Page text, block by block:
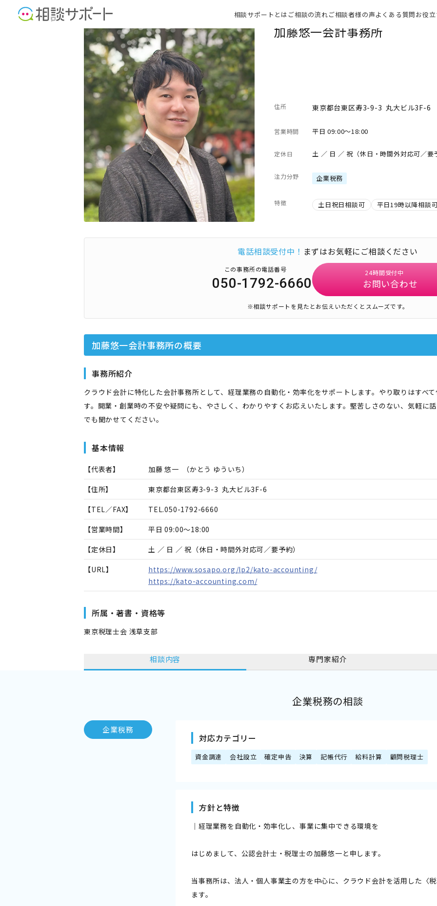
相談サポートとは ご相談の流れご相談者様の声よくある質問お役
公認会計士
加藤悠一会計事務所
住所 東京都台東区寿3-9-3 丸大ビル3F-6
営業時間 平日 09:00～18:00
定休日 土 ／ 日 ／ 祝（休日・時間外対応可／要
注力分野 企業税務
特徴 土日祝日相談可 平日19時以降相談
電話相談受付中！ まずはお気軽にご相談ください
この事務所の電話番号
050-1792-6660
24時間受付中
お問い合わせ
※相談サポートを見たとお伝えいただくとスムーズです。
加藤悠一会計事務所の概要
事務所紹介
クラウド会計に特化した会計事務所として、経理業務の自動化・効率化をサポートします。やり取りはすべ
す。開業・創業時の不安や疑問にも、やさしく、わかりやすくお応えいたします。堅苦しさのない、気軽に
でも聞かせてください。
基本情報
【代表者】 加藤 悠一 （かとう ゆういち）
【住所】 東京都台東区寿3-9-3 丸大ビル3F-6
【TEL／FAX】 TEL.050-1792-6660
【営業時間】 平日 09:00～18:00
【定休日】 土 ／ 日 ／ 祝（休日・時間外対応可／要予約）
【URL】
https://www.sosapo.org/lp2/kato-accounting/
https://kato-accounting.com/
所属・著書・資格等
東京税理士会 浅草支部
相談内容 専門家紹介
企業税務の相談
企業税務
対応カテゴリー
資金調達 会社設立 確定申告 決算 記帳代行 給料計算 顧問税理士
方針と特徴
｜経理業務を自動化・効率化し、事業に集中できる環境を
はじめまして、公認会計士・税理士の加藤悠一と申します。
当事務所は、法人・個人事業主の方を中心に、クラウド会計を活用した〈
ます。